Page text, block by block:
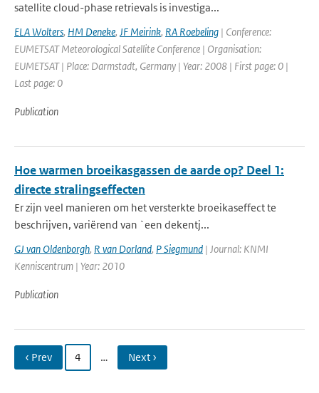
satellite cloud-phase retrievals is investiga...
ELA Wolters, HM Deneke, JF Meirink, RA Roebeling | Conference:
EUMETSAT Meteorological Satellite Conference | Organisation:
EUMETSAT | Place: Darmstadt, Germany | Year: 2008 | First page: 0 |
Last page: 0
Publication
Hoe warmen broeikasgassen de aarde op? Deel 1:
directe stralingseffecten
Er zijn veel manieren om het versterkte broeikaseffect te
beschrijven, variërend van `een dekentj...
GJ van Oldenborgh, R van Dorland, P Siegmund | Journal: KNMI
Kenniscentrum | Year: 2010
Publication
‹ Prev 4 … Next ›